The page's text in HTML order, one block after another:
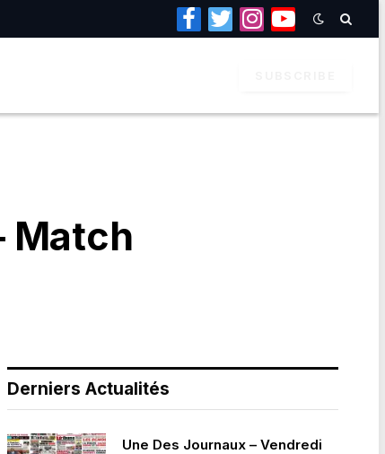
Facebook
TwitterInstagramYouTube
Match
Derniers Actualités
Une Des Journaux – Vendredi